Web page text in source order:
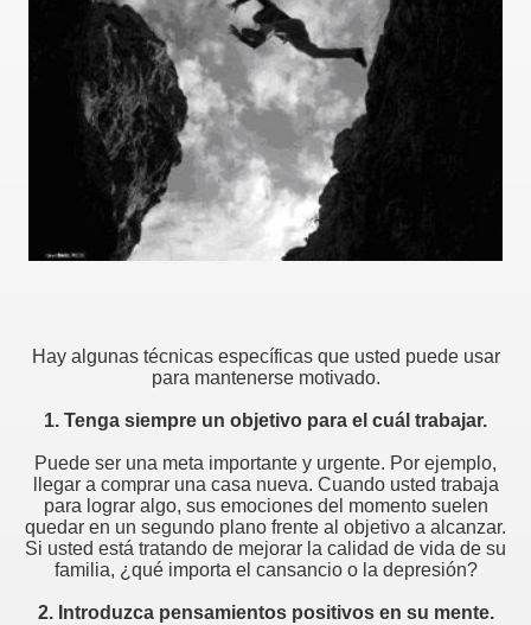
Hay algunas técnicas específicas que usted puede usar
para mantenerse motivado.
1. Tenga siempre un objetivo para el cuál trabajar.
Puede ser una meta importante y urgente. Por ejemplo,
llegar a comprar una casa nueva. Cuando usted trabaja
para lograr algo, sus emociones del momento suelen
quedar en un segundo plano frente al objetivo a alcanzar.
Si usted está tratando de mejorar la calidad de vida de su
familia, ¿qué importa el cansancio o la depresión?
2. Introduzca pensamientos positivos en su mente.
un Perdedor